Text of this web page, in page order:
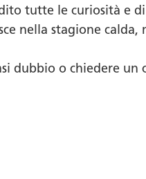
tutte le curiosità e
nella stagione
dubbio o chiedere